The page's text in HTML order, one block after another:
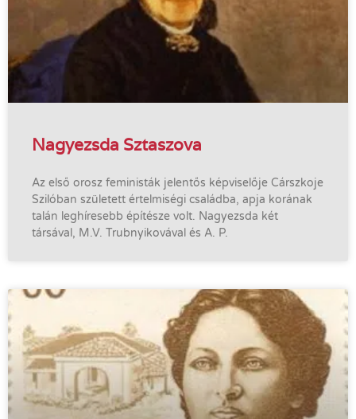
Nagyezsda Sztaszova
Az első orosz feministák jelentős képviselője Cárszkoje
Szilóban született értelmiségi családba, apja korának
talán leghíresebb építésze volt. Nagyezsda két
társával, M.V. Trubnyikovával és A. P.